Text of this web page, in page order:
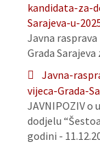
kandidata-za-
Sarajeva-u-
Javna
Grada Sarajeva
Javna-
vijeca-Grada-
JAVNIPOZIV o
dodjelu
godini -